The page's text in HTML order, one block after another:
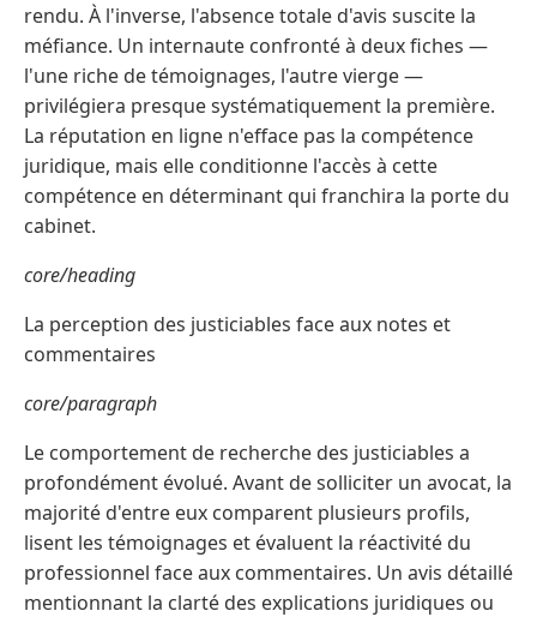
rendu. À l'inverse, l'absence totale d'avis suscite la
méfiance. Un internaute confronté à deux fiches —
l'une riche de témoignages, l'autre vierge —
privilégiera presque systématiquement la première.
La réputation en ligne n'efface pas la compétence
juridique, mais elle conditionne l'accès à cette
compétence en déterminant qui franchira la porte du
cabinet.
core/heading
La perception des justiciables face aux notes et
commentaires
core/paragraph
Le comportement de recherche des justiciables a
profondément évolué. Avant de solliciter un avocat, la
majorité d'entre eux comparent plusieurs profils,
lisent les témoignages et évaluent la réactivité du
professionnel face aux commentaires. Un avis détaillé
mentionnant la clarté des explications juridiques ou